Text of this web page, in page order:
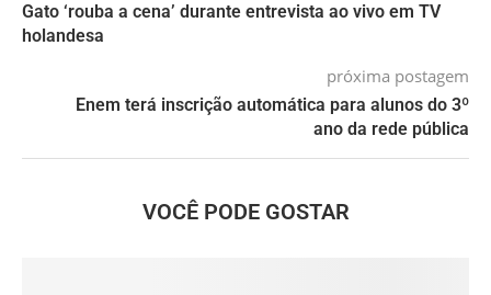
Gato ‘rouba a cena’ durante entrevista ao vivo em TV
holandesa
próxima postagem
Enem terá inscrição automática para alunos do 3º
ano da rede pública
VOCÊ PODE GOSTAR